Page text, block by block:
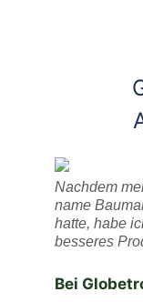
Nachdem
name
hatte, habe
besseres
Bei